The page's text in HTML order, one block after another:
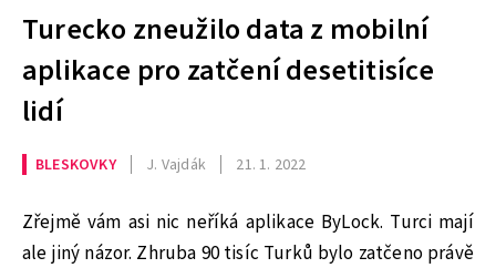
Turecko zneužilo data z mobilní
aplikace pro zatčení desetitisíce
lidí
BLESKOVKY J. Vajdák 21. 1. 2022
Zřejmě vám asi nic neříká aplikace ByLock. Turci mají
ale jiný názor. Zhruba 90 tisíc Turků bylo zatčeno právě